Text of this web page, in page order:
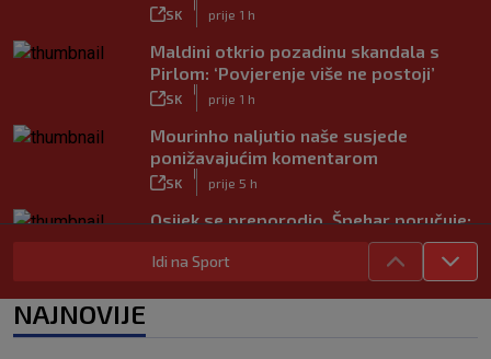
SK prije 1 h
Maldini otkrio pozadinu skandala s
Pirlom: ‘Povjerenje više ne postoji’
SK prije 1 h
Mourinho naljutio naše susjede
ponižavajućim komentarom
SK prije 5 h
Osijek se preporodio, Špehar poručuje:
SK
|
prije 2 h
Carević nakon drugog poraza: ‘Ne
Idi na Sport
NAJNOVIJE